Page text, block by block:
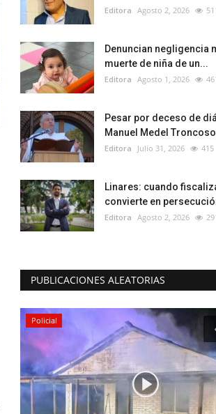
Editora Agosto 2, 2026
Denuncian negligencia
muerte de niña de un...
Editora Agosto 1, 2026
Pesar por deceso de
Manuel Medel Troncoso
Editora Julio 31, 2026 415
Linares: cuando
convierte en
Editora Agosto 2, 2026
PUBLICACIONES ALEATORIAS
Policial